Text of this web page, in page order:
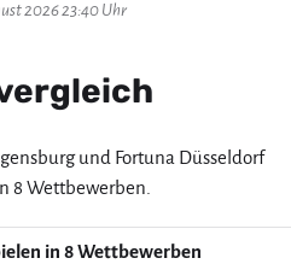
2026 23:40 Uhr
und Fortuna Düsseldorf
8 Wettbewerben.
in 8 Wettbewerben